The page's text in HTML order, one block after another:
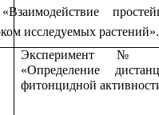
исследуемых растений».
«Определение
фитонцидной